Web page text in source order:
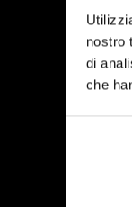
nostro
di
che